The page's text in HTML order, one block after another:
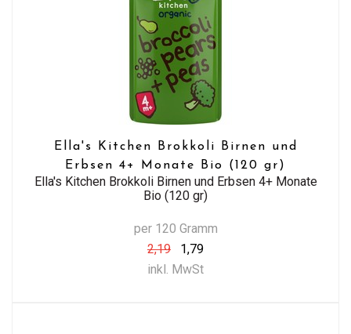
Ella's Kitchen Brokkoli Birnen und
Erbsen 4+ Monate Bio (120 gr)
Ella's Kitchen Brokkoli Birnen und Erbsen 4+ Monate
Bio (120 gr)
per 120 Gramm
2,19
1,79
inkl. MwSt